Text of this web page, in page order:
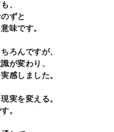
、
ずと
味です。
ろんですが、
が変わり、
感しました。
実を変える。
。